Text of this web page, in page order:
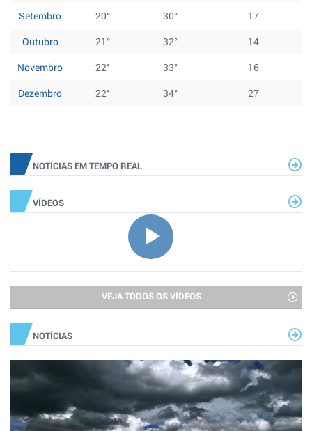
Setembro
20° 30°
17
Outubro
21° 32°
14
Novembro
22° 33°
16
Dezembro
22° 34° 27
NOTÍCIAS EM TEMPO REAL
VÍDEOS
VEJA TODOS OS VÍDEOS
NOTÍCIAS